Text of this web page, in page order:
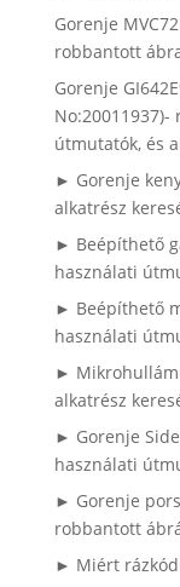
Gorenje
robbantott
Gorenje
útmutatók, és
► Gorenje
alkatrész
► Beépíthető
használati
► Beépíthető
használati
►
alkatrész
► Gorenje
használati
► Gorenje
robbantott
► Miért